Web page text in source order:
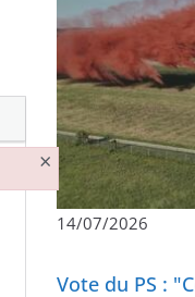
14/07/2026
Vote du PS :
×